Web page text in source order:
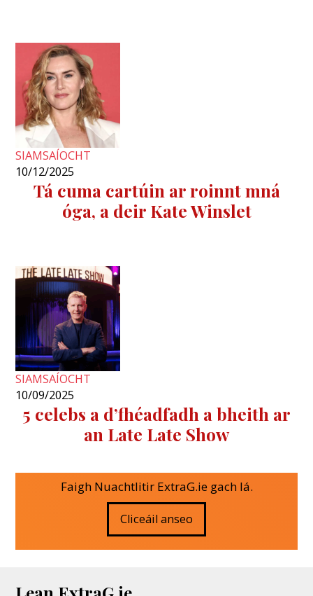
SIAMSAÍOCHT
10/12/2025
Tá cuma cartúin ar roinnt mná
óga, a deir Kate Winslet
SIAMSAÍOCHT
10/09/2025
5 celebs a d’fhéadfadh a bheith ar
an Late Late Show
Faigh Nuachtlitir ExtraG.ie gach lá.
Cliceáil anseo